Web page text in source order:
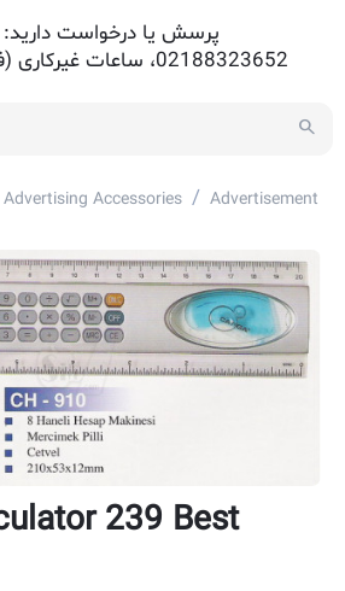
پرسش یا درخواست
02188323652، ساعات
Accessories / Advertisement
239 Best